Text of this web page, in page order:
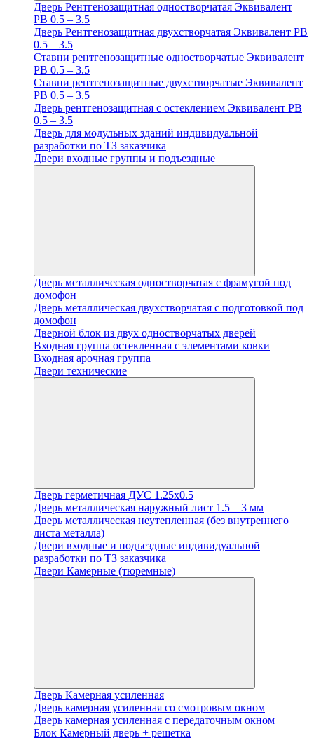
Дверь Рентгенозащитная одностворчатая Эквивалент
PB 0.5 – 3.5
Дверь Рентгенозащитная двухстворчатая Эквивалент PB
0.5 – 3.5
Ставни рентгенозащитные одностворчатые Эквивалент
PB 0.5 – 3.5
Ставни рентгенозащитные двухстворчатые Эквивалент
PB 0.5 – 3.5
Дверь рентгенозащитная с остеклением Эквивалент PB
0.5 – 3.5
Дверь для модульных зданий индивидуальной
разработки по ТЗ заказчика
Двери входные группы и подъездные
Дверь металлическая одностворчатая с фрамугой под
домофон
Дверь металлическая двухстворчатая с подготовкой под
домофон
Дверной блок из двух одностворчатых дверей
Входная группа остекленная с элементами ковки
Входная арочная группа
Двери технические
Дверь герметичная ДУС 1.25х0.5
Дверь металлическая наружный лист 1.5 – 3 мм
Дверь металлическая неутепленная (без внутреннего
листа металла)
Двери входные и подъездные индивидуальной
разработки по ТЗ заказчика
Двери Камерные (тюремные)
Дверь Камерная усиленная
Дверь камерная усиленная со смотровым окном
Дверь камерная усиленная с передаточным окном
Блок Камерный дверь + решетка